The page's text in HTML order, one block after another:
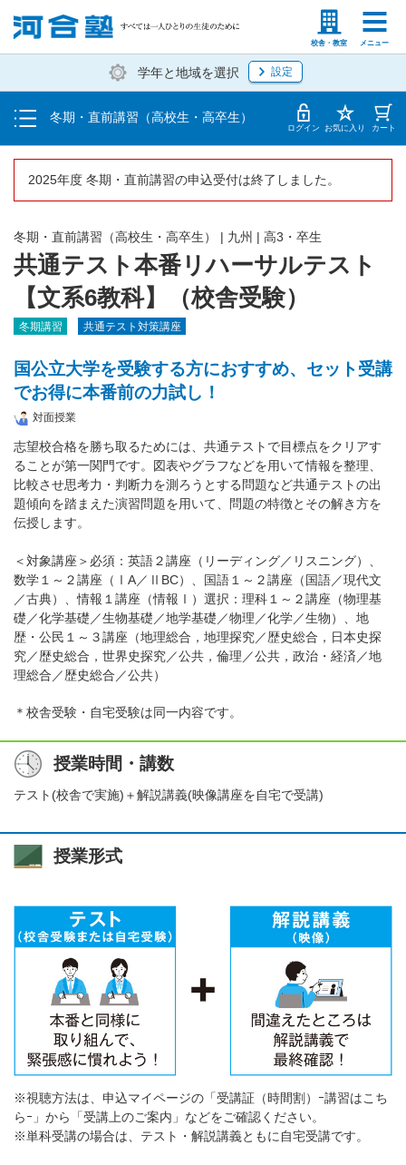
校舎・教室 メニュー
塾生の方 高等学校の先生
学年と地域を選択 設定
冬期・直前講習（高校生・高卒生）
受講料・お申し込み方法
受講開始までの流れ
校舎一覧 ログイン お気に入り カート
2025年度 冬期・直前講習の申込受付は終了しました。
共通テスト本番リハーサルテスト
【文系6教科】（校舎受験）
冬期・直前講習（高校生・高卒生） | 九州 | 高3・卒生
冬期講習 共通テスト対策講座
国公立大学を受験する方におすすめ、セット受講
でお得に本番前の力試し！
対面授業
志望校合格を勝ち取るためには、共通テストで目標点をクリアす
ることが第一関門です。図表やグラフなどを用いて情報を整理、
比較させ思考力・判断力を測ろうとする問題など共通テストの出
題傾向を踏まえた演習問題を用いて、問題の特徴とその解き方を
伝授します。
＜対象講座＞必須：英語２講座（リーディング／リスニング）、
数学１～２講座（ⅠA／ⅡBC）、国語１～２講座（国語／現代文
／古典）、情報１講座（情報Ⅰ）選択：理科１～２講座（物理基
礎／化学基礎／生物基礎／地学基礎／物理／化学／生物）、地
歴・公民１～３講座（地理総合，地理探究／歴史総合，日本史探
究／歴史総合，世界史探究／公共，倫理／公共，政治・経済／地
理総合／歴史総合／公共）
＊校舎受験・自宅受験は同一内容です。
授業時間・講数
テスト(校舎で実施)＋解説講義(映像講座を自宅で受講)
授業形式
※視聴方法は、申込マイページの「受講証（時間割）ｰ講習はこち
らｰ」から「受講上のご案内」などをご確認ください。
※単科受講の場合は、テスト・解説講義ともに自宅受講です。